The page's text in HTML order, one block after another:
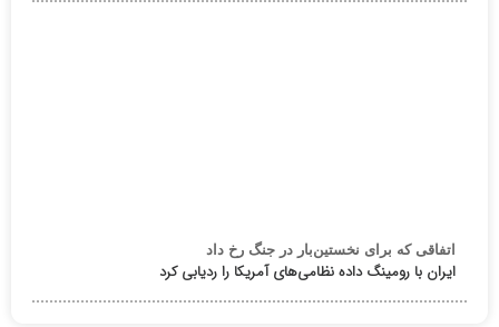
اتفاقی که برای نخستین‌بار در جنگ رخ داد
ایران با رومینگ داده نظامی‌های آمریکا را ردیابی کرد